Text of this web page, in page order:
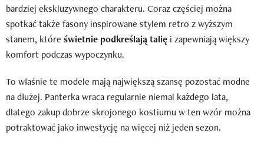
bardziej ekskluzywnego charakteru. Coraz częściej można
spotkać także fasony inspirowane stylem retro z wyższym
stanem, które świetnie podkreślają talię i zapewniają większy
komfort podczas wypoczynku.
To właśnie te modele mają największą szansę pozostać modne
na dłużej. Panterka wraca regularnie niemal każdego lata,
dlatego zakup dobrze skrojonego kostiumu w ten wzór można
potraktować jako inwestycję na więcej niż jeden sezon.